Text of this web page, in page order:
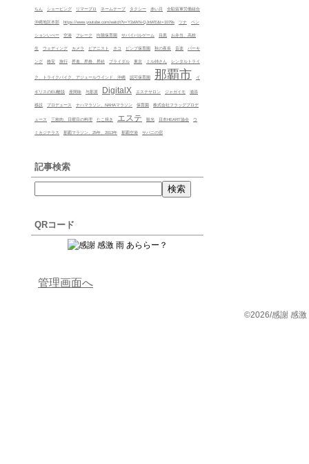
ちん シェービング リマープロ ネームテープ タクシー 赤い月 全駐留軍労働組合
沖縄地区本部 https://www.youtube.com/watch?v=Y2aWN-QJnWE&t=1079s ツナ ペン
ションいぺー 空港 フレーク 向陽保育園 サバイバルゲーム 目黒 お弁当、高校
生 ウェディング カメラ ピアニスト ネコ ビンプ保育園 秋の夜長 音楽 パーキ
ング 格安 旅行 昇進、昇格、昇給 ブライダル 東京 ミル姉さん レンタルトライ
ク、トライクバイク、アジュールウインド、沖縄 認可保育園 那覇市 イ
ギリスのEU離脱 座間味 与那原 DigitalX エステサロン ジャガイモ 浦添
移設 プロデュース ナハマラソン、NAHAマラソン 保育園 株式会社フラッグプロデ
ュース 三枚肉、日曜日の料理 たこ焼き エステ 観光 日本HEART協会 ウ
ミカジテラス 那覇マラソン、25年、2013年 那覇空港 サバニの宿
記事検索
QRコード
管理画面へ
©2026/感謝 感激